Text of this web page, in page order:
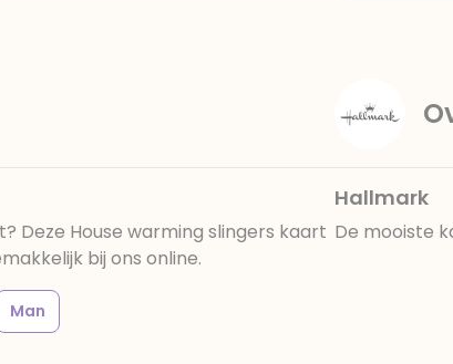
Deze House warming slingers kaart
bij ons online.
Man
Hallmark
De mooiste